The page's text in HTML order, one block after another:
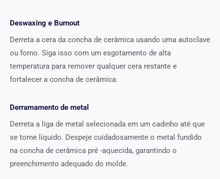
Deswaxing e Burnout
Derreta a cera da concha de cerâmica usando uma autoclave
ou forno. Siga isso com um esgotamento de alta
temperatura para remover qualquer cera restante e
fortalecer a concha de cerâmica.
Derramamento de metal
Derreta a liga de metal selecionada em um cadinho até que
se torne líquido. Despeje cuidadosamente o metal fundido
na concha de cerâmica pré -aquecida, garantindo o
preenchimento adequado do molde.